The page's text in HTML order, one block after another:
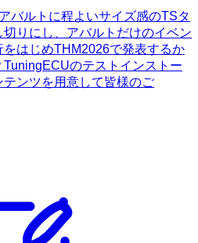
バルトに程よいサイズ感のTSタ
りにし、アバルトだけのイベン
をはじめTHM2026で発表するか
のテストインストー
ンツを用意して皆様のご